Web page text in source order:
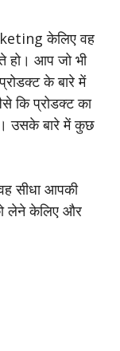
केलिए वह
हो। आप जो भी
के बारे में
कि प्रोडक्ट का
उसके बारे में कुछ
सीधा आपकी
लेने केलिए और